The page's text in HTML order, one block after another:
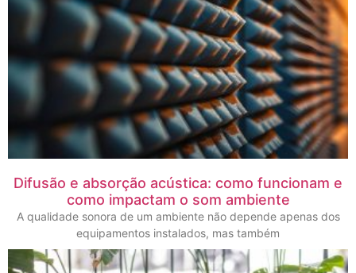
Difusão e absorção acústica: como funcionam e
como impactam o som ambiente
A qualidade sonora de um ambiente não depende apenas dos
equipamentos instalados, mas também